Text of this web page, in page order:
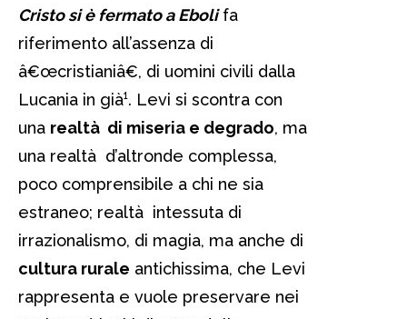
Cristo si è fermato a Ebolifa
riferimento all’assenza di
â€œcristianiâ€, di uomini civili dalla
Lucania in già¹. Levi si scontra con
una realtà di miseria e degrado, ma
una realtà d’altronde complessa,
poco comprensibile a chi ne sia
estraneo; realtà intessuta di
irrazionalismo, di magia, ma anche di
cultura rurale antichissima, che Levi
rappresenta e vuole preservare nei